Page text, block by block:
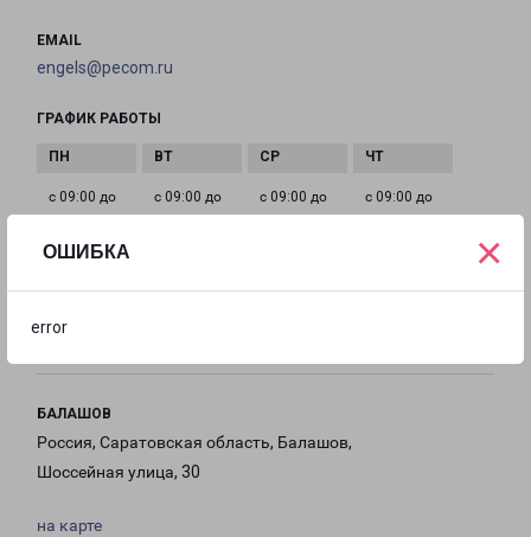
ОШИБКА
error
×
EMAIL
engels@pecom.ru
ГРАФИК РАБОТЫ
с 09:00 до
с 09:00 до
с 09:00 до
с 09:00 до
18:00
БАЛАШОВ
Россия, Саратовская область, Балашов,
Шоссейная улица, 30
на карте